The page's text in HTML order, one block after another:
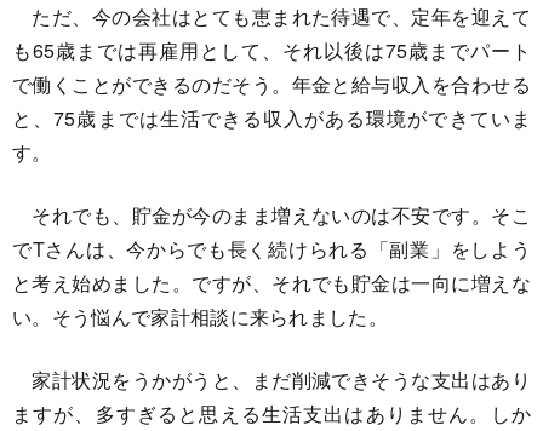
ただ、今の会社はとても恵まれた待遇で、定年を迎えて
も65歳までは再雇用として、それ以後は75歳までパート
で働くことができるのだそう。年金と給与収入を合わせる
と、75歳までは生活できる収入がある環境ができていま
す。
それでも、貯金が今のまま増えないのは不安です。そこ
でTさんは、今からでも長く続けられる「副業」をしよう
と考え始めました。ですが、それでも貯金は一向に増えな
い。そう悩んで家計相談に来られました。
家計状況をうかがうと、まだ削減できそうな支出はあり
ますが、多すぎると思える生活支出はありません。しか